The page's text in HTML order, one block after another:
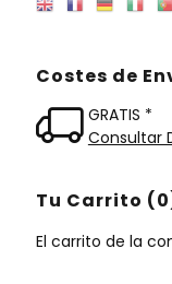
Costes de
GRATIS *
Consultar
Tu Carrito
El carrito de la